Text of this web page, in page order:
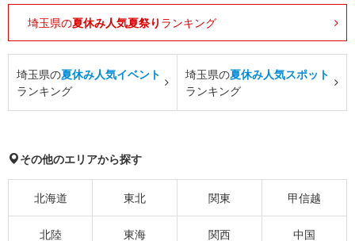
埼玉県の夏休み人気夏祭り ランキング
埼玉県の夏休み人気イベント
ランキング
埼玉県の夏休み人気スポット
ランキング
その他のエリアから探す
北海道 東北 関東 甲信越
北陸 東海 関西 中国